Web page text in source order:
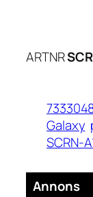
ARTNR
Galaxy
SCRN-
Annons